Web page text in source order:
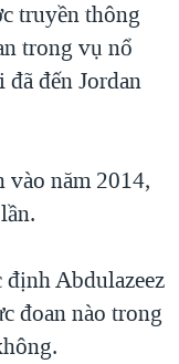
truyền thông
trong vụ nổ
đã đến Jordan
vào năm 2014,
định Abdulazeez
đoan nào trong